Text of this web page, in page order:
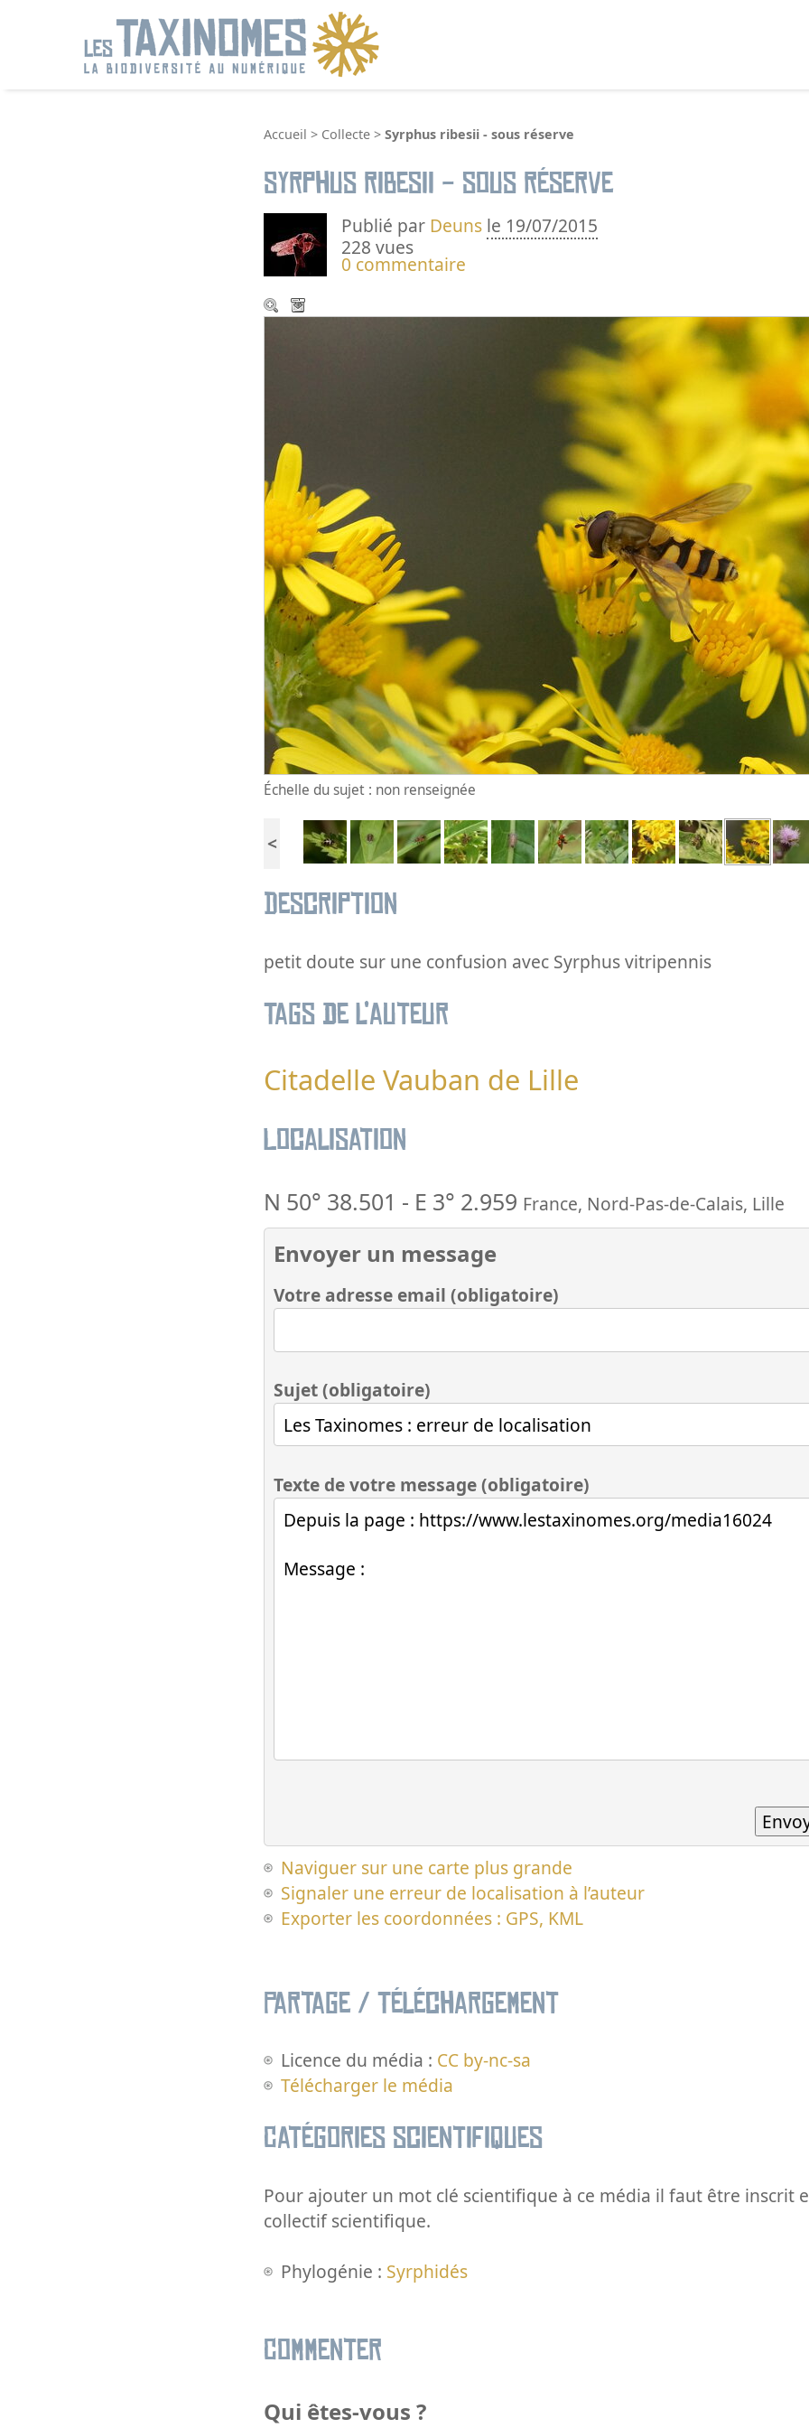
Accueil > Collecte > Syrphus ribesii - sous réserve
Syrphus ribesii - sous réserve
Publié par Deuns le 19/07/2015
228 vues
0 commentaire
Échelle du sujet : non renseignée
<
Description
petit doute sur une confusion avec Syrphus vitripennis
Tags de l’auteur
Citadelle Vauban de Lille
Localisation
N 50° 38.501 - E 3° 2.959 France, Nord-Pas-de-Calais, Lille
Envoyer un message
Votre adresse email (obligatoire)
Sujet (obligatoire)
Texte de votre message (obligatoire)
Naviguer sur une carte plus grande
Signaler une erreur de localisation à l’auteur
Exporter les coordonnées : GPS, KML
Partage / Téléchargement
Licence du média : CC by-nc-sa
Télécharger le média
Catégories scientifiques
Pour ajouter un mot clé scientifique à ce média il faut être inscrit
collectif scientifique.
Phylogénie : Syrphidés
Commenter
Qui êtes-vous ?